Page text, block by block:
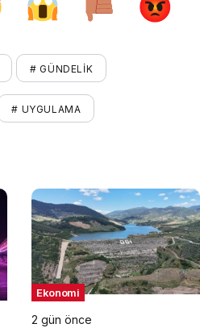
# GÜNDELIK
# UYGULAMA
Ekonomi
2 gün önce